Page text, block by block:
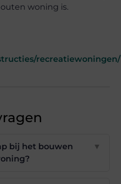
woning is.
recreatiewoningen/
bij het bouwen
▼